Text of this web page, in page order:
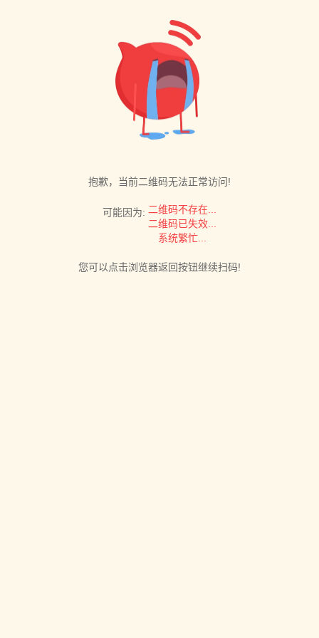
抱歉，当前二维码无法正常访问!
可能因为: 二维码不存在...
二维码已失效...
系统繁忙...
您可以点击浏览器返回按钮继续扫码!